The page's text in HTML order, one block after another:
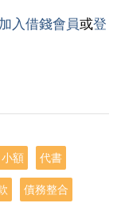
入借錢會員或登
小額 代書
債務整合